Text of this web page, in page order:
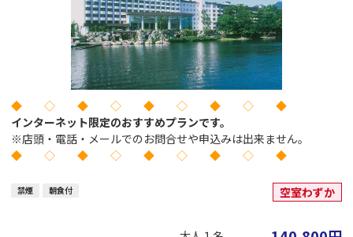
◆ ◇ ◆ ◇ ◆ ◇ ◆ ◇ ◆
インターネット限定のおすすめプランです。
※店頭・電話・メールでのお問合せや申込みは出来ません。
◆ ◇ ◆ ◇ ◆ ◇ ◆ ◇ ◆
禁煙 朝食付 空室わずか